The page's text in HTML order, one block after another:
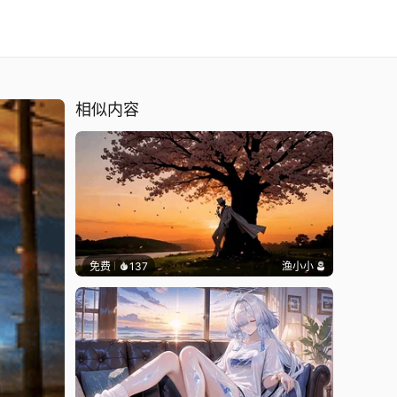
相似内容
免费 137 渔小小